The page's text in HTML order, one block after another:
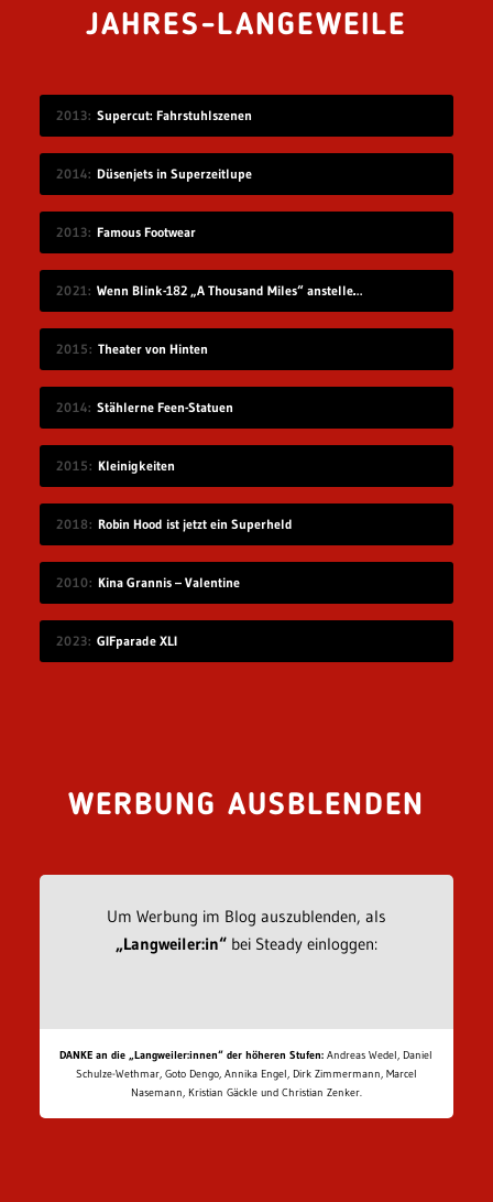
JAHRES-LANGEWEILE
2013 Supercut: Fahrstuhlszenen
2014 Düsenjets in Superzeitlupe
2013 Famous Footwear
2021 Wenn Blink-182 „A Thousand Miles“ anstelle Vanessa Carltons gesungen hätten
2015 Theater von Hinten
2014 Stählerne Feen-Statuen
2015 Kleinigkeiten
2018 Robin Hood ist jetzt ein Superheld
2010 Kina Grannis – Valentine
2023 GIFparade XLI
WERBUNG AUSBLENDEN
Um Werbung im Blog auszublenden, als
„Langweiler:in“bei Steady einloggen:
DANKE an die „Langweiler:innen“ der höheren Stufen: Andreas Wedel, Daniel
Schulze-Wethmar, Goto Dengo, Annika Engel, Dirk Zimmermann, Marcel
Nasemann, Kristian Gäckle und Christian Zenker.